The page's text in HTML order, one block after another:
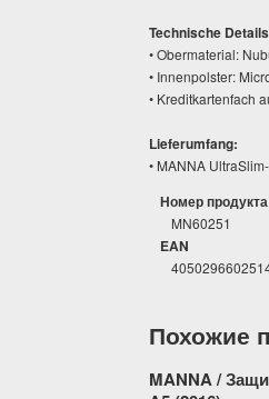
Technische
• Obermaterial:
• Innenpolster:
• Kreditkartenfach
Lieferumfang:
• MANNA
Номер продукта
MN60251
EAN
Похожие
MANNA /